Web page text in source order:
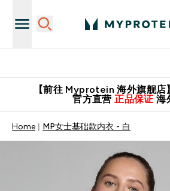
【前往 Myprotein 海外旗舰店
官方直营 正品保证 海
Home MP女士基础款内衣 - 白